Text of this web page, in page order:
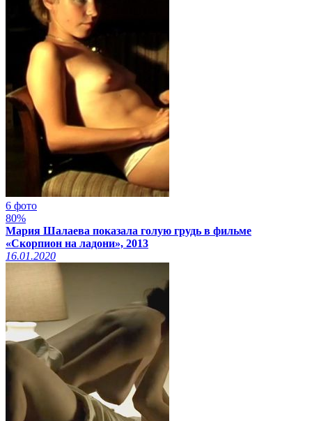
6 фото
80%
Мария Шалаева показала голую грудь в фильме
«Скорпион на ладони», 2013
16.01.2020